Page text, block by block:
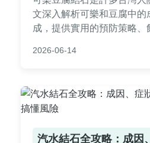
文深入解析可樂和豆腐中的
成，提供實用的預防策略、
涵蓋風險評估、症狀辨識與
2026-06-14
汽水結石全攻略：成因